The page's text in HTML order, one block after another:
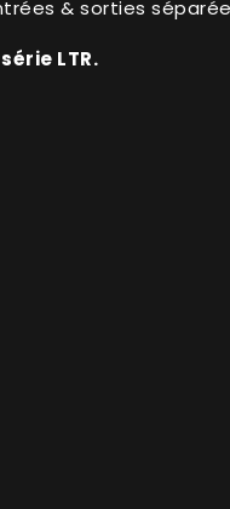
& sorties
LTR.